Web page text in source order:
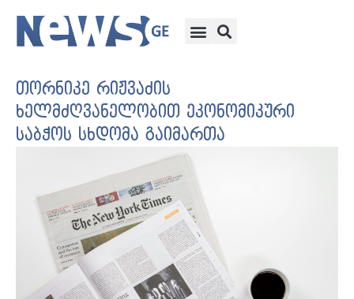
თორნიკე რიჟვაძის
ხელმძღვანელობით ეკონომიკური
საბჭოს სხდომა გაიმართა